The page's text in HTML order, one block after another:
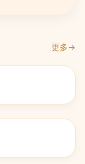
更多→